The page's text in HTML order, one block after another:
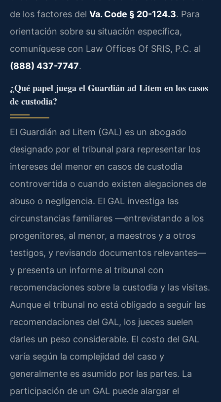
de los factores del Va. Code § 20-124.3. Para
orientación sobre su situación específica,
comuníquese con Law Offices Of SRIS, P.C. al
(888) 437-7747.
¿Qué papel juega el Guardián ad Litem en los casos
de custodia?
El Guardián ad Litem (GAL) es un abogado
designado por el tribunal para representar los
intereses del menor en casos de custodia
controvertida o cuando existen alegaciones de
abuso o negligencia. El GAL investiga las
circunstancias familiares —entrevistando a los
progenitores, al menor, a maestros y a otros
testigos, y revisando documentos relevantes—
y presenta un informe al tribunal con
recomendaciones sobre la custodia y las visitas.
Aunque el tribunal no está obligado a seguir las
recomendaciones del GAL, los jueces suelen
darles un peso considerable. El costo del GAL
varía según la complejidad del caso y
generalmente es asumido por las partes. La
participación de un GAL puede alargar el